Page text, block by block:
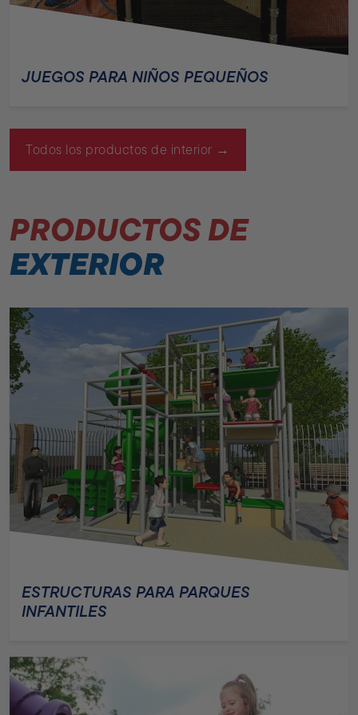
JUEGOS PARA NIÑOS PEQUEÑOS
Todos los productos de interior →
PRODUCTOS DE
EXTERIOR
ESTRUCTURAS PARA PARQUES
INFANTILES